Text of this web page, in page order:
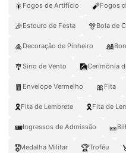
🎇 Fogos de Artifício 🧨Fogos
🎉Estouro de Festa 🎊Bola de
🎍Decoração de Pinheiro 🎎
🎐Sino de Vento 🎑Cerimônia
🧧 Envelope Vermelho 🎀 Fita
🎗️Fita de Lembrete 🎗Fita de
🎟Ingressos de Admissão 🎫
🎖Medalha Militar 🏆Troféu